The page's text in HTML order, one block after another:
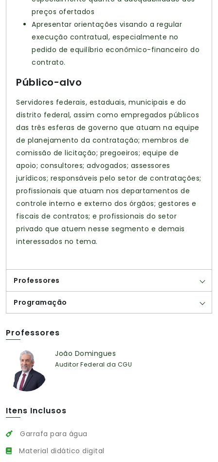
preços ofertados
Apresentar orientações visando a regular
execução contratual, especialmente no
pedido de equilíbrio econômico-financeiro do
contrato.
Público-alvo
Servidores federais, estaduais, municipais e do
distrito federal, assim como empregados públicos
das três esferas de governo que atuam na equipe
de planejamento da contratação; membros de
comissão de licitação; pregoeiros; equipe de
apoio; consultores; advogados; assessores
jurídicos; responsáveis pelo setor de contratações;
profissionais que atuam nos departamentos de
controle interno e externo dos órgãos; gestores e
fiscais de contratos; e profissionais do setor
privado que atuem nesse segmento e demais
interessados no tema.
Professores
Programação
Professores
João Domingues
Auditor Federal da CGU
Itens Inclusos
Garrafa para água
Material didático digital